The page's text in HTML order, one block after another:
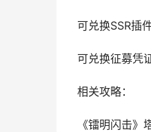
可兑换SSR插
可兑换征募凭
相关攻略：
《镭明闪击》